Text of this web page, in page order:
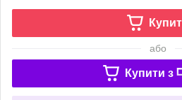
або
Купити з